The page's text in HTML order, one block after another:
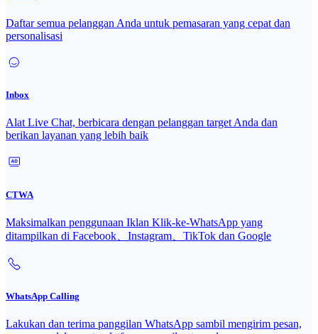
Daftar semua pelanggan Anda untuk pemasaran yang cepat dan
personalisasi
Inbox
Alat Live Chat, berbicara dengan pelanggan target Anda dan
berikan layanan yang lebih baik
CTWA
Maksimalkan penggunaan Iklan Klik-ke-WhatsApp yang
ditampilkan di Facebook、Instagram、TikTok dan Google
WhatsApp Calling
Lakukan dan terima panggilan WhatsApp sambil mengirim pesan,